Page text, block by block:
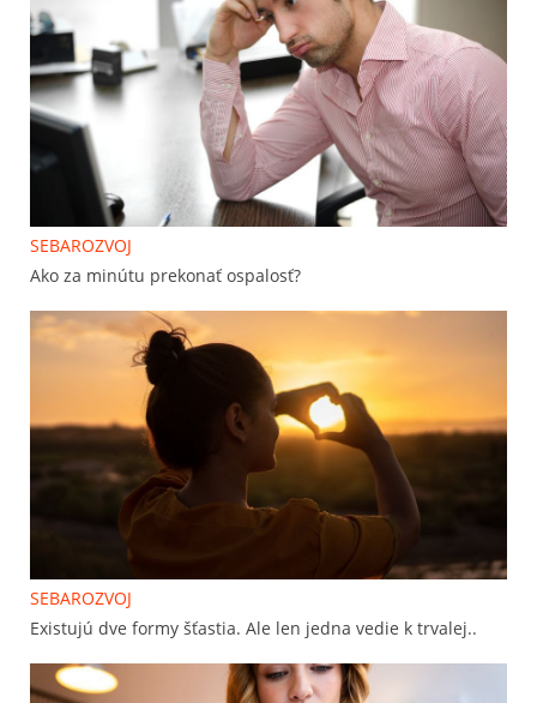
SEBAROZVOJ
Ako za minútu prekonať ospalosť?
SEBAROZVOJ
Existujú dve formy šťastia. Ale len jedna vedie k trvalej..